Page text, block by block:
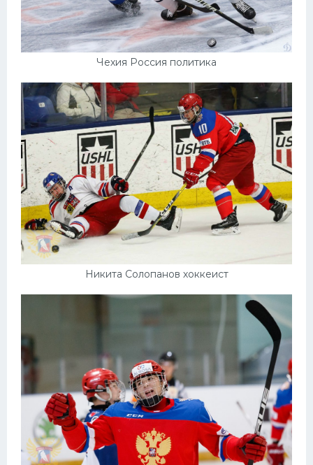
Чехия Россия политика
Никита Солопанов хоккеист